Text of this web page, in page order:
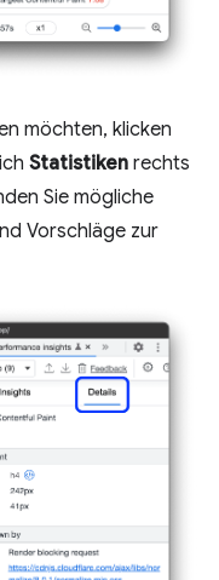
möchten, klicken
Statistiken rechts
Sie mögliche
Vorschläge zur